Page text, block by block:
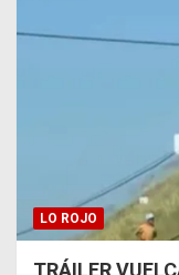
LO ROJO
TRÁILER